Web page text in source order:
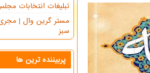
تبلیغات انتخابات
مستر گرین وال |
سبز
پربیننده ترین ها